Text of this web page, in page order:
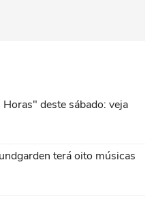
deste sábado: veja
terá oito músicas